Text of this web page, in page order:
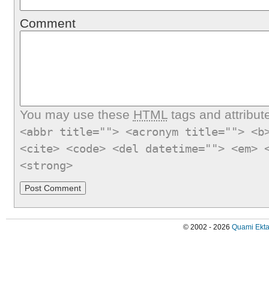
Comment
You may use these HTMLtags and
<abbr title=""> <acronym title="">
<cite> <code> <del datetime="">
<strong>
© 2002 - 2026 Quami